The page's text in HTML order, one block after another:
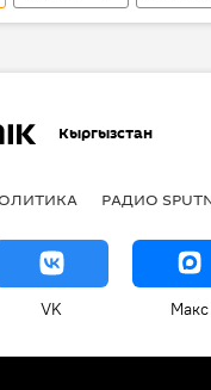
Культура
Турция
Эрмек Кадыров
талантов
Кыргызстан
РАДИО
VK Макс